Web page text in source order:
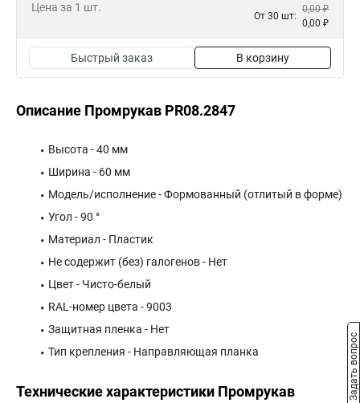
Цена за 1 шт.
От 30 шт:
0,00 ₽
0,00 ₽
Быстрый заказ В корзину
Описание Промрукав PR08.2847
Высота - 40 мм
Ширина - 60 мм
Модель/исполнение - Формованный (отлитый в форме)
Угол - 90 °
Материал - Пластик
Не содержит (без) галогенов - Нет
Цвет - Чисто-белый
RAL-номер цвета - 9003
Защитная пленка - Нет
Тип крепления - Направляющая планка
Технические характеристики Промрукав
Задать вопрос